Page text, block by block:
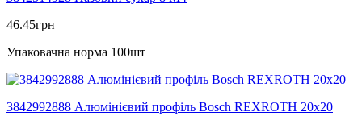
46.45грн
Упаковачна норма 100шт
3842992888 Алюмінієвий профіль Bosch REXROTH 20х20